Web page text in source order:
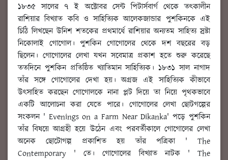
১৮৩৫ সালের ৭ ই অক্টোবর সেন্ট পিটার্সবার্গ থেকে তৎকালীন
রাশিয়ার বিখ্যাত কবি ও সাহিত্যিক আলেকজান্ডার পুশকিনকে এই
চিঠি লিখছেন উনিশ শতকের প্রথমার্ধে রাশিয়ার অন্যতম সাহিত্য স্রষ্টা
নিকোলাই গোগোল। পুশকিন গোগোলের থেকে দশ বছরের বড়
ছিলেন। গোগোলের লেখা যখন সবেমাত্র প্রকাশ হতে শুরু করেছে
ততদিনে পুশকিন প্রতিষ্ঠিত খ্যাতিমান সাহিত্যিক। ১৮৩১ সাল নাগাদ
তাঁর সঙ্গে গোগোলের দেখা হয়। অগ্রজ এই সাহিত্যিক কীভাবে
উৎসাহিত করছেন গোগোলকে নানা প্লট দিয়ে তা নিয়ে পৃথকভাবে
একটি আলোচনা করা যেতে পারে। গোগোলের লেখা ছোটগল্পের
সংকলন ' Evenings on a Farm Near Dikanka' পড়ে পুশকিন
তাঁর বিষয়ে আগ্রহী হয়ে উঠেন এবং পরবর্তীকালে গোগোলের লেখা
অনেক ছোটোগল্প প্রকাশিত হয় তাঁর পত্রিকা ' The
Contemporary ' তে। গোগোলের বিখ্যাত নাটক ' The